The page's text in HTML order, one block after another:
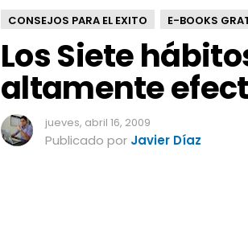
h
á
b
t
o
s
d
CONSEJOS PARA EL EXITO E-BOOKS
Los Siete
altamente
jueves, abril 16, 2009
Publicado por Javier Díaz